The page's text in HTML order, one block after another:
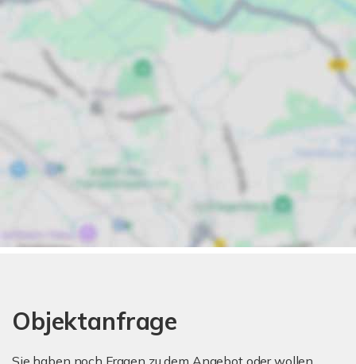
Objektanfrage
Sie haben noch Fragen zu dem Angebot oder wollen